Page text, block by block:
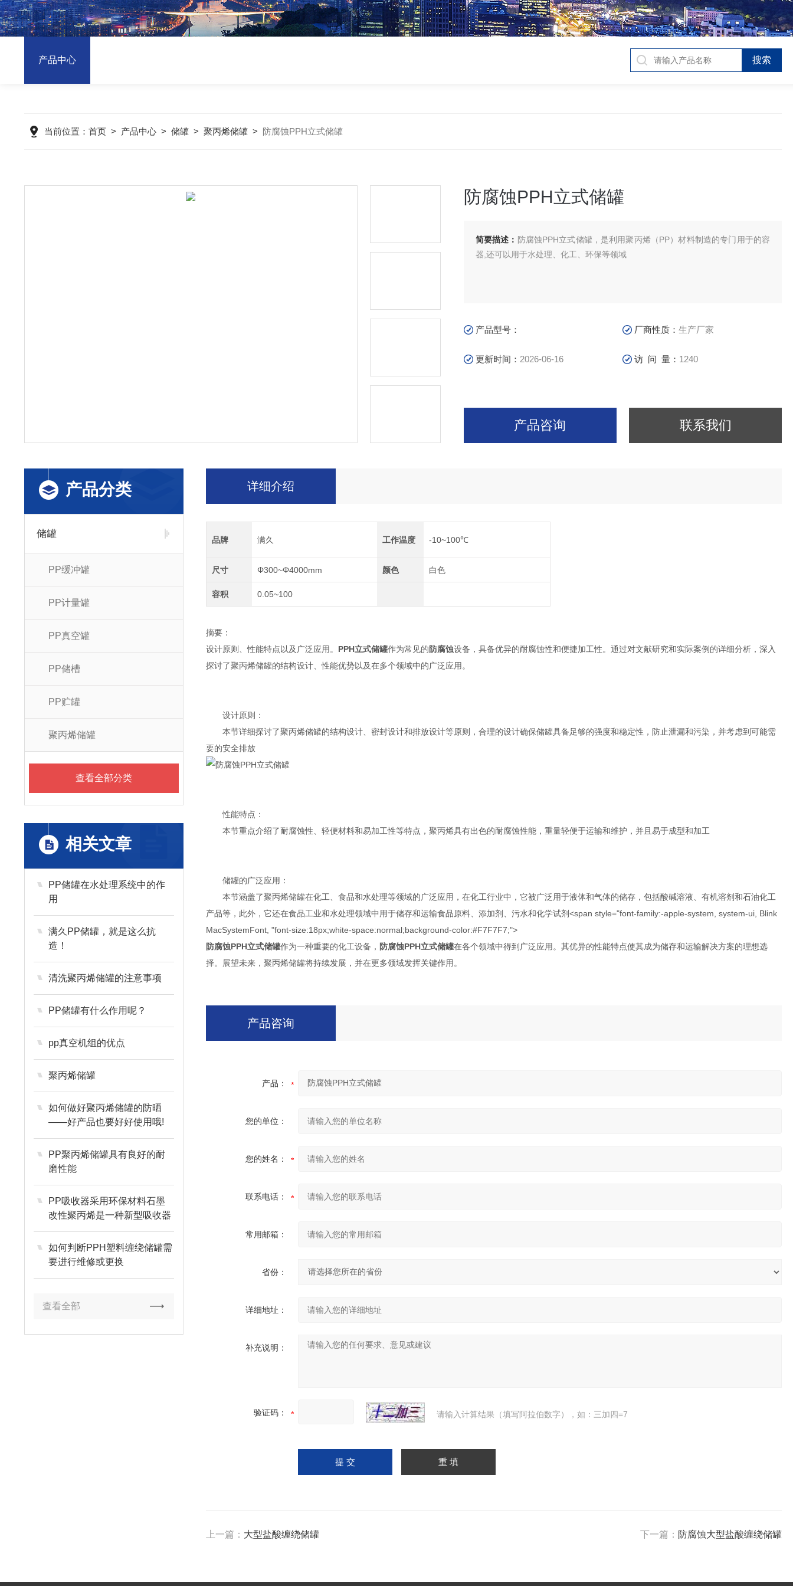
产品中心
当前位置： 首页> 产品中心> 储罐> 聚丙烯储罐> 防腐蚀PPH立式储罐
防腐蚀PPH立式储罐
简要描述： 防腐蚀PPH立式储罐，是利用聚丙烯（PP）材料制造的专门用于的容
器,还可以用于水处理、化工、环保等领域
产品型号： 厂商性质：生产厂家
更新时间： 2026-06-16 访 问 量： 1240
产品咨询 联系我们
产品分类
储罐
PP缓冲罐
PP计量罐
PP真空罐
PP储槽
PP贮罐
聚丙烯储罐
查看全部分类
相关文章
PP储罐在水处理系统中的作
用
满久PP储罐，就是这么抗
造！
清洗聚丙烯储罐的注意事项
PP储罐有什么作用呢？
pp真空机组的优点
聚丙烯储罐
如何做好聚丙烯储罐的防晒
——好产品也要好好使用哦!
PP聚丙烯储罐具有良好的耐
磨性能
PP吸收器采用环保材料石墨
改性聚丙烯是一种新型吸收器
如何判断PPH塑料缠绕储罐需
要进行维修或更换
查看全部
详细介绍
品牌 满久 工作温度 -10~100℃
尺寸 Φ300~Φ4000mm 颜色 白色
容积 0.05~100
摘要：
设计原则、性能特点以及广泛应用。 PPH立式储罐作为常见的防腐蚀设备，具备优异的耐腐蚀性和便捷加工性。通过对文献研究和实际案例的详细分析，深入
探讨了聚丙烯储罐的结构设计、性能优势以及在多个领域中的广泛应用。
设计原则：
本节详细探讨了聚丙烯储罐的结构设计、密封设计和排放设计等原则，合理的设计确保储罐具备足够的强度和稳定性，防止泄漏和污染，并考虑到可能需
要的安全排放
性能特点：
本节重点介绍了耐腐蚀性、轻便材料和易加工性等特点，聚丙烯具有出色的耐腐蚀性能，重量轻便于运输和维护，并且易于成型和加工
储罐的广泛应用：
本节涵盖了聚丙烯储罐在化工、食品和水处理等领域的广泛应用，在化工行业中，它被广泛用于液体和气体的储存，包括酸碱溶液、有机溶剂和石油化工
产品等，此外，它还在食品工业和水处理领域中用于储存和运输食品原料、添加剂、污水和化学试剂<span style="font-family:-apple-system, system-ui, Blink
MacSystemFont, "font-size:18px;white-space:normal;background-color:#F7F7F7;">
防腐蚀PPH立式储罐作为一种重要的化工设备， 防腐蚀PPH立式储罐在各个领域中得到广泛应用。其优异的性能特点使其成为储存和运输解决方案的理想选
择。展望未来，聚丙烯储罐将持续发展，并在更多领域发挥关键作用。
产品咨询
产品：
您的单位：
您的姓名：
联系电话：
常用邮箱：
省份：
详细地址：
补充说明：
验证码： 请输入计算结果（填写阿拉伯数字），如：三加四=7
上一篇： 大型盐酸缠绕储罐 下一篇： 防腐蚀大型盐酸缠绕储罐